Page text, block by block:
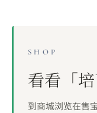
SHOP
看看「
到商城浏览在售